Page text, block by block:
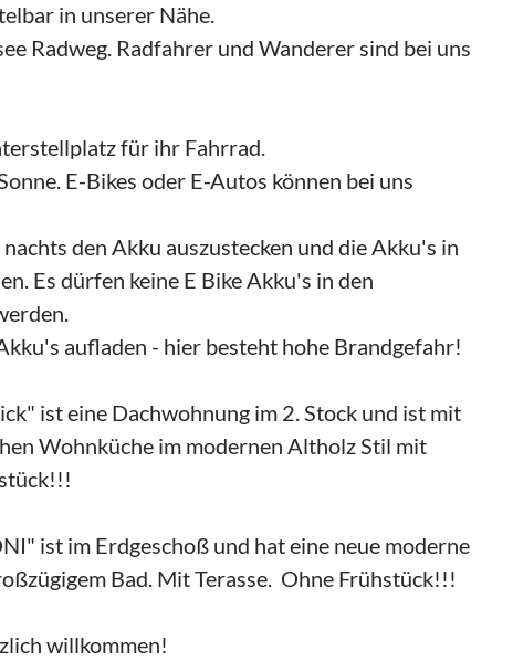
in unserer Nähe.
Radweg. Radfahrer und Wanderer sind bei uns
für ihr Fahrrad.
E-Bikes oder E-Autos können bei uns
den Akku auszustecken und die Akku's in
Es dürfen keine E Bike Akku's in den
aufladen - hier besteht hohe Brandgefahr!
ist eine Dachwohnung im 2. Stock und ist mit
Wohnküche im modernen Altholz Stil mit
ist im Erdgeschoß und hat eine neue moderne
Bad. Mit Terasse. Ohne Frühstück!!!
willkommen!